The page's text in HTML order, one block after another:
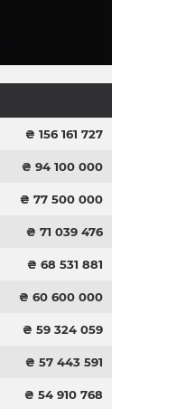
₴ 156 161 727
₴ 94 100 000
₴ 77 500 000
₴ 71 039 476
₴ 68 531 881
₴ 60 600 000
₴ 59 324 059
₴ 57 443 591
₴ 54 910 768